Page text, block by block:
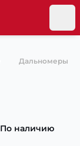
Дальномеры
По наличию